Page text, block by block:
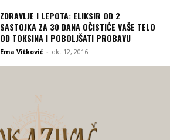
ZDRAVLJE I LEPOTA: ELIKSIR OD 2
SASTOJKA ZA 30 DANA OČISTIĆE VAŠE TELO
OD TOKSINA I POBOLJŠATI PROBAVU
Ema Vitković - okt 12, 2016